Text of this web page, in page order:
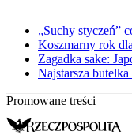
„Suchy styczeń”
Koszmarny rok
Zagadka sake:
Najstarsza
Promowane treści